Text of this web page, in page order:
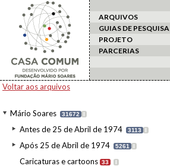
ARQUIVOS
GUIAS DE PESQUISA
PROJETO
PARCERIAS
Voltar aos arquivos
Mário Soares 31672 I
Antes de 25 de Abril de 1974 3113 I
Após 25 de Abril de 1974 5261 I
Caricaturas e cartoons 33 I